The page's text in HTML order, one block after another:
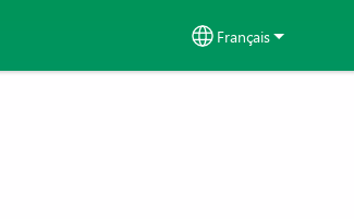
Select your
Français